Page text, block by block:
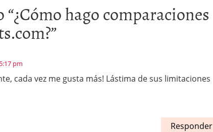
“¿Cómo hago comparaciones
”
pm
cada vez me gusta más! Lástima de sus limitaciones
Responder